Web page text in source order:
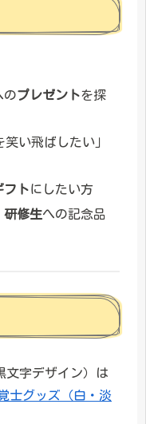
のプレゼントを探
い飛ばしたい」
フトにしたい方
研修生への記念品
文字デザイン）は
士グッズ（白・淡